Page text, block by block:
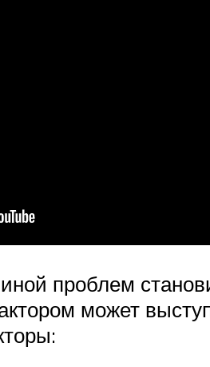
проблем
может